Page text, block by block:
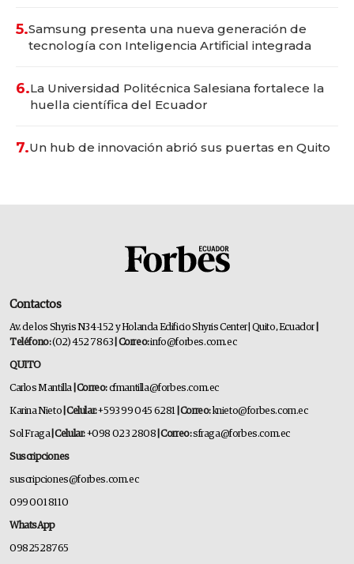
5.Samsung presenta una nueva generación de
tecnología con Inteligencia Artificial integrada
6.La Universidad Politécnica Salesiana fortalece la
huella científica del Ecuador
7.Un hub de innovación abrió sus puertas en Quito
Contactos
Av. de los Shyris N34-152 y Holanda Edificio Shyris Center | Quito, Ecuador
Teléfono:(02) 452 7863 | Correo:info@forbes.com.ec
QUITO
Carlos Mantilla | Correo:cfmantilla@forbes.com.ec
Karina Nieto | Celular:+593 99 045 6281 | Correo: knieto@forbes.com.ec
Sol Fraga | Celular:+098 023 2808 | Correo:sfraga@forbes.com.ec
Suscripciones
suscripciones@forbes.com.ec
099 001 8110
WhatsApp
0982528765